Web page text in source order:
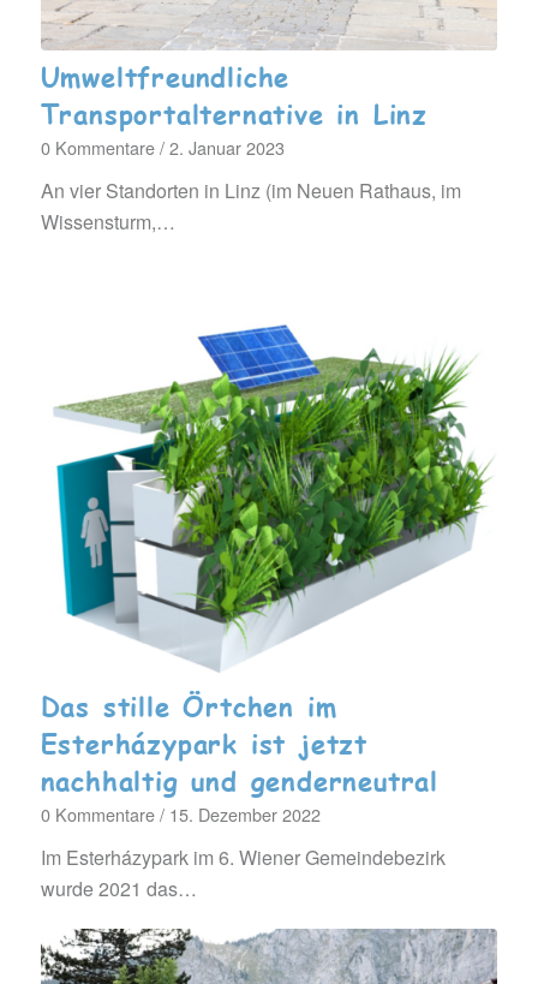
Umweltfreundliche
Transportalternative in Linz
0 Kommentare / 2. Januar 2023
An vier Standorten in Linz (im Neuen Rathaus, im
Wissensturm,…
Das stille Örtchen im
Esterházypark ist jetzt
nachhaltig und genderneutral
0 Kommentare / 15. Dezember 2022
Im Esterházypark im 6. Wiener Gemeindebezirk
wurde 2021 das…